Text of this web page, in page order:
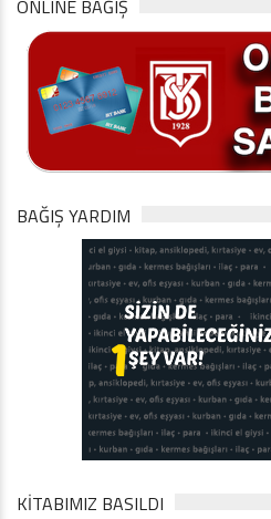
ONLINE BAĞIŞ
BAĞIŞ YARDIM
KİTABIMIZ BASILDI